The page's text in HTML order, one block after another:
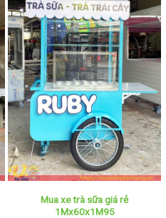
Mua xe trà sữa giá rẻ
1Mx60x1M95